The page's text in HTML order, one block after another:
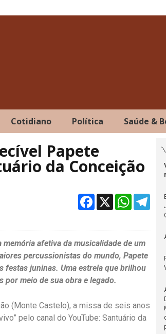
Cotidiano Política Saúde &
Papete
da Conceição
X
afetiva da musicalidade de um
percussionistas do mundo, Papete
festas juninas. Uma estrela que brilhou
por meio de sua obra e legado.
(Monte Castelo), a missa de seis anos
pelo canal do YouTube: Santuário da